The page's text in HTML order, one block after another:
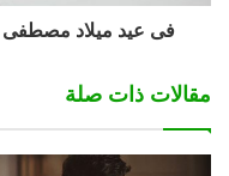
فى عيد ميلاد مصطفى
مقالات ذات صلة